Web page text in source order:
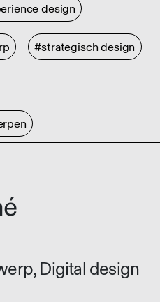
design
#strategisch design
Digital design